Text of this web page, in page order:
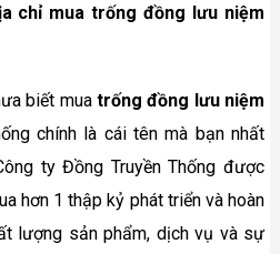
chỉ mua trống đồng lưu niệm
biết mua trống đồng lưu niệm
chính là cái tên mà bạn nhất
ty Đồng Truyền Thống được
hơn 1 thập kỷ phát triển và hoàn
lượng sản phẩm, dịch vụ và sự